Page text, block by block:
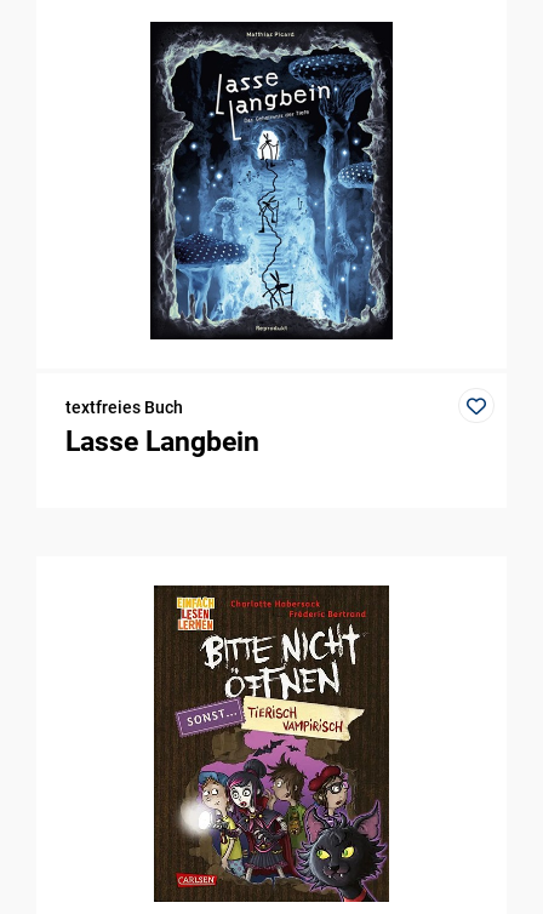
textfreies Buch
Lasse Langbein